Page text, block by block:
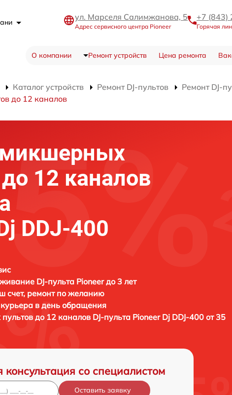
ул. Марселя Салимжанова, 5
Адрес сервисного центра Pioneer
+7 (843)
Горячая
О компании Ремонт устройств Цена ремонта
Каталог устройств Ремонт DJ-пультов
Ремонт DJ-
до 12 каналов
12 каналов
DDJ-400
DJ-пульта Pioneer до 3 лет
счет, ремонт по желанию
в день обращения
до 12 каналов DJ-пульта Pioneer Dj DDJ-400 от 35
консультация со специалистом
Оставить заявку